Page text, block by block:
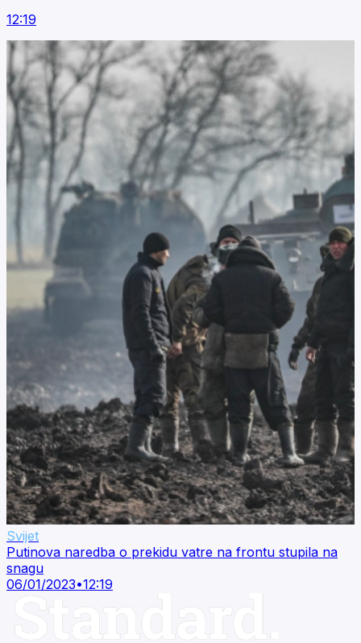
12:19
Svijet
Putinova naredba o prekidu vatre na frontu stupila na
snagu
06/01/2023•12:19